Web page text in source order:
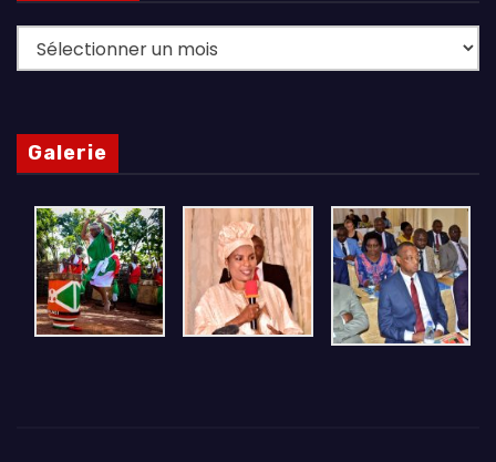
Archives
Galerie